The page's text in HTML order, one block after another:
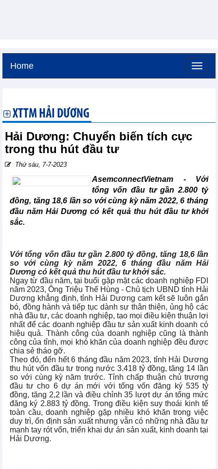
Home
XTTM HẢI DƯƠNG
Hải Dương: Chuyển biến tích cực
trong thu hút đầu tư
Thứ sáu, 7-7-2023
AsemconnectVietnam - Với
tổng vốn đầu tư gần 2.800 tỷ
đồng, tăng 18,6 lần so với cùng kỳ năm 2022, 6 tháng
đầu năm Hải Dương có kết quả thu hút đầu tư khởi
sắc.
Với tổng vốn đầu tư gần 2.800 tỷ đồng, tăng 18,6 lần
so với cùng kỳ năm 2022, 6 tháng đầu năm Hải
Dương có kết quả thu hút đầu tư khởi sắc.
Ngay từ đầu năm, tại buổi gặp mặt các doanh nghiệp FDI
năm 2023, Ông Triệu Thế Hùng - Chủ tịch UBND tỉnh Hải
Dương khẳng định, tỉnh Hải Dương cam kết sẽ luôn gắn
bó, đồng hành và tiếp tục dành sự thân thiện, ủng hộ các
nhà đầu tư, các doanh nghiệp, tạo mọi điều kiện thuận lợi
nhất để các doanh nghiệp đầu tư sản xuất kinh doanh có
hiệu quả. Thành công của doanh nghiệp cũng là thành
công của tỉnh, mọi khó khăn của doanh nghiệp đều được
chia sẻ tháo gỡ.
Theo đó, đến hết 6 tháng đầu năm 2023, tỉnh Hải Dương
thu hút vốn đầu tư trong nước 3.418 tỷ đồng, tăng 14 lần
so với cùng kỳ năm trước. Tỉnh chấp thuận chủ trương
đầu tư cho 6 dự án mới với tổng vốn đăng ký 535 tỷ
đồng, tăng 2,2 lần và điều chỉnh 35 lượt dự án tổng mức
đăng ký 2.883 tỷ đồng. Trong điều kiện suy thoái kinh tế
toàn cầu,doanh nghiệp gặp nhiều khó khăn trong việc
duy trì, ổn định sản xuất nhưng vẫn có những nhà đầu tư
mạnh tay rót vốn, triển khai dự án sản xuất, kinh doanh tại
Hải Dương.